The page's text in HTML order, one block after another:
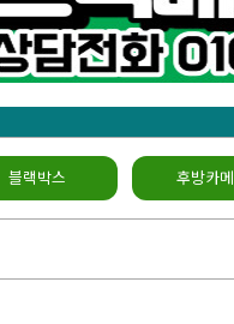
블랙박스 후방카